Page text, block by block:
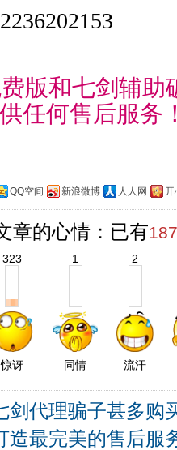
版和七剑辅助
任何售后服务
QQ空间 新浪微博 人人网 开
章的心情：已有
323
惊讶
1
同情
2
流汗
剑代理骗子甚多购
造最完美的售后服